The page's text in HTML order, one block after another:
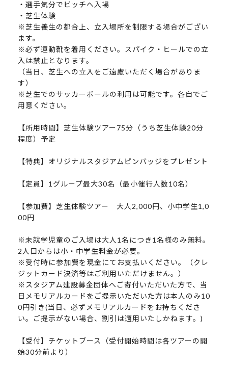
・選手気分でピッチへ入場
・芝生体験
※芝生養生の都合上、立入場所を制限する場合がござい
ます。
※必ず運動靴を着用ください。スパイク・ヒールでの立
入は禁止となります。
（当日、芝生への立入をご遠慮いただく場合がありま
す）
※芝生でのサッカーボールの利用は可能です。各自でご
用意ください。
【所用時間】芝生体験ツアー75分（うち芝生体験20分
程度）予定
【特典】オリジナルスタジアムピンバッジをプレゼント
【定員】1グループ最大30名（最小催行人数10名）
【参加費】芝生体験ツアー 大人2,000円、小中学生1,0
00円
※未就学児童のご入場は大人1名につき1名様のみ無料。
2人目からは小・中学生料金が必要。
※受付時に参加費を現金にてお支払いください。（クレ
ジットカード決済等はご利用いただけません。）
※スタジアム建設募金団体へご寄付いただいた方で、当
日メモリアルカードをご提示いただいた方は本人のみ10
0円引き(当日、必ずメモリアルカードをお持ちくださ
い。ご提示がない場合、割引は適用いたしかねます。)
【受付】チケットブース（受付開始時間は各ツアーの開
始30分前より）